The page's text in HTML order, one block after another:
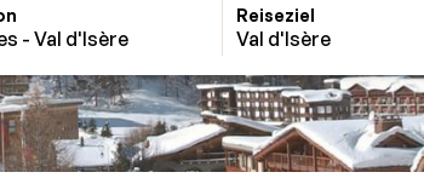
- Val d'Isère
Reiseziel
Val d'Isère